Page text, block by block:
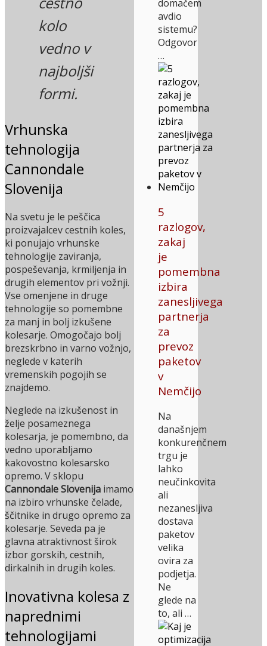
domačem
avdio
sistemu?
Odgovor
…
5
razlogov,
zakaj
je
pomembna
izbira
zanesljivega
partnerja
za
prevoz
paketov
v
Nemčijo
Na
današnjem
konkurenčnem
trgu je
lahko
neučinkovita
ali
nezanesljiva
dostava
paketov
velika
ovira za
podjetja.
Ne
glede na
to, ali …
kolo
vedno v
najboljši
formi.
Vrhunska
tehnologija
Cannondale
Slovenija
Na svetu je le peščica
proizvajalcev cestnih koles,
ki ponujajo vrhunske
tehnologije zaviranja,
pospeševanja, krmiljenja in
drugih elementov pri vožnji.
Vse omenjene in druge
tehnologije so pomembne
za manj in bolj izkušene
kolesarje. Omogočajo bolj
brezskrbno in varno vožnjo,
neglede v katerih
vremenskih pogojih se
znajdemo.
Neglede na izkušenost in
želje posameznega
kolesarja, je pomembno, da
vedno uporabljamo
kakovostno kolesarsko
opremo. V sklopu
Cannondale Slovenija imamo
na izbiro vrhunske čelade,
ščitnike in drugo opremo za
kolesarje. Seveda pa je
glavna atraktivnost širok
izbor gorskih, cestnih,
dirkalnih in drugih koles.
Inovativna kolesa z
naprednimi
tehnologijami